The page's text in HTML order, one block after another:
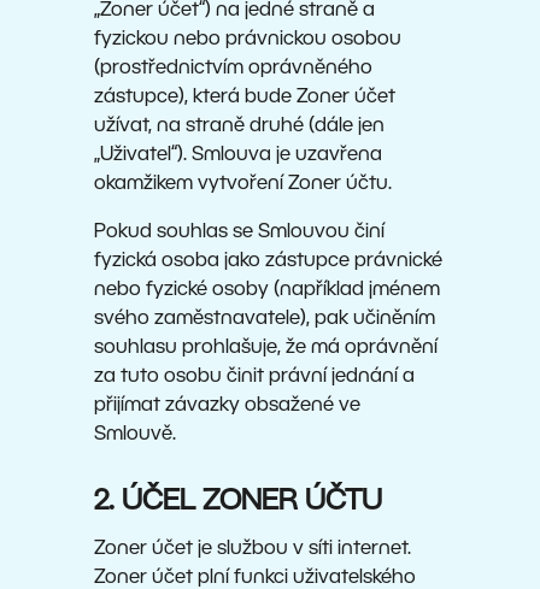
„Zoner účet“) na jedné straně a
fyzickou nebo právnickou osobou
(prostřednictvím oprávněného
zástupce), která bude Zoner účet
užívat, na straně druhé (dále jen
„Uživatel“). Smlouva je uzavřena
okamžikem vytvoření Zoner účtu.
Pokud souhlas se Smlouvou činí
fyzická osoba jako zástupce právnické
nebo fyzické osoby (například jménem
svého zaměstnavatele), pak učiněním
souhlasu prohlašuje, že má oprávnění
za tuto osobu činit právní jednání a
přijímat závazky obsažené ve
Smlouvě.
2. ÚČEL ZONER ÚČTU
Zoner účet je službou v síti internet.
Zoner účet plní funkci uživatelského